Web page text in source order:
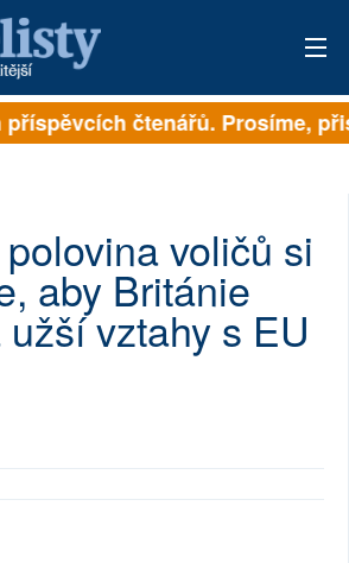
čtenářů. Prosíme,
voličů si
aby Británie
vztahy s EU